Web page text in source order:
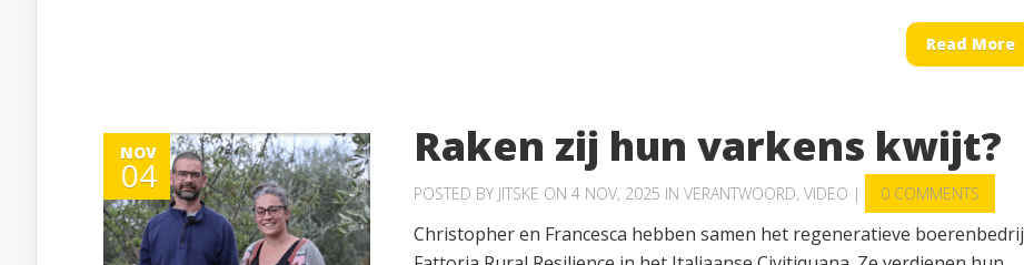
Read More
NOV
04
Raken zij hun varkens kwijt?
POSTED BY JITSKE ON 4 NOV, 2025 IN VERANTWOORD, VIDEO | 0 COMMENTS
Christopher en Francesca hebben samen het regeneratieve